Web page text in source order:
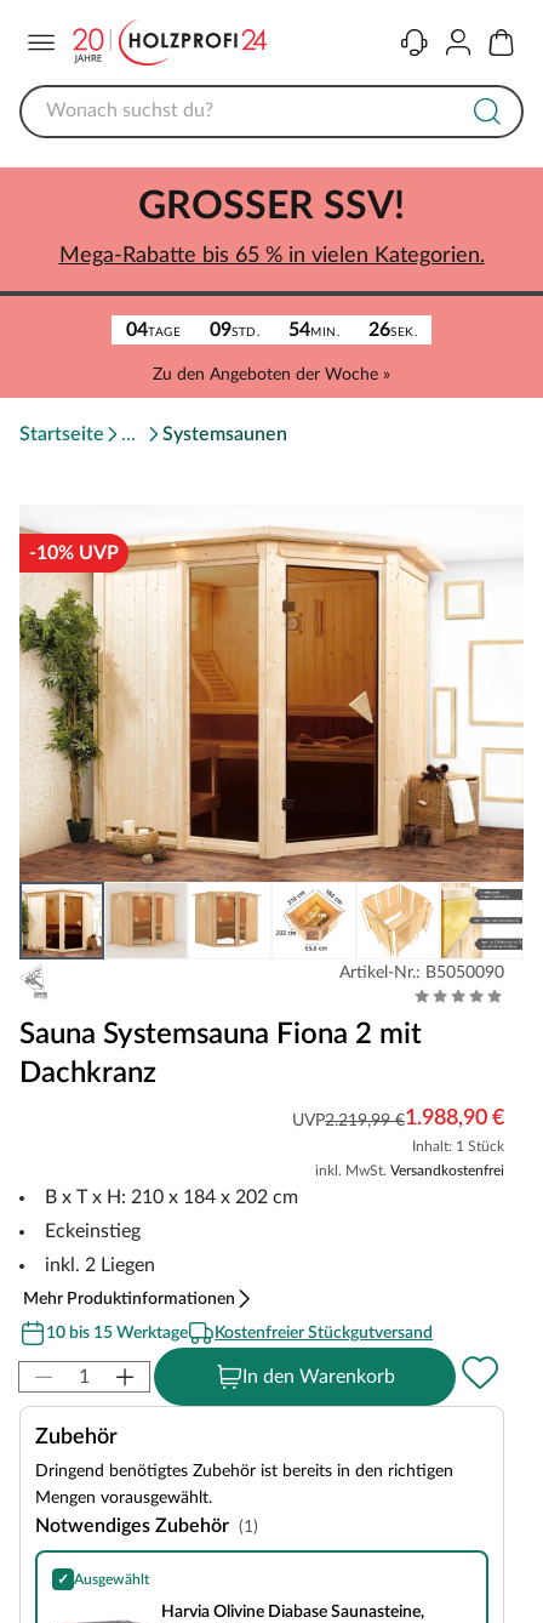
KontaktKonto
04TAGE 09STD. 54MIN. 26SEK.
Zu den Angeboten der Woche »
GROSSER SSV!
Mega-Rabatte bis 65 % in vielen Kategorien.
Startseite Systemsaunen
-10% UVP
Artikel-Nr.: B5050090
Sauna Systemsauna Fiona 2 mit
Dachkranz
UVP2.219,99 €1.988,90 €
Inhalt: 1 Stück
inkl. MwSt. Versandkostenfrei
B x T x H: 210 x 184 x 202 cm
Eckeinstieg
inkl. 2 Liegen
Mehr Produktinformationen
10 bis 15 Werktage
Kostenfreier Stückgutversand
In den Warenkorb
Zubehör
Dringend benötigtes Zubehör ist bereits in den richtigen
Mengen vorausgewählt.
Notwendiges Zubehör (1)
✓ Ausgewählt
Harvia Olivine Diabase Saunasteine, Inhalt: 20 kg
Harvia Olivine Diabase Saunasteine,